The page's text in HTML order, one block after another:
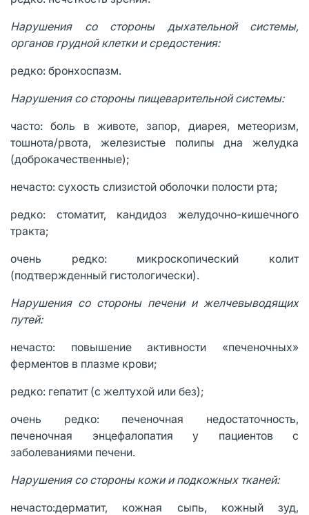
Нарушения со стороны дыхательной системы,
органов грудной клетки и средостения:
редко: бронхоспазм.
Нарушения со стороны пищеварительной системы:
часто: боль в животе, запор, диарея, метеоризм,
тошнота/рвота, железистые полипы дна желудка
(доброкачественные);
нечасто: сухость слизистой оболочки полости рта;
редко: стоматит, кандидоз желудочно-кишечного
тракта;
очень редко: микроскопический колит
(подтвержденный гистологически).
Нарушения со стороны печени и желчевыводящих
путей:
нечасто: повышение активности «печеночных»
ферментов в плазме крови;
редко: гепатит (с желтухой или без);
очень редко: печеночная недостаточность,
печеночная энцефалопатия у пациентов с
заболеваниями печени.
Нарушения со стороны кожи и подкожных тканей:
нечасто:дерматит, кожная сыпь, кожный зуд,